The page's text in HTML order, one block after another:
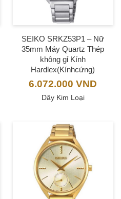
SEIKO SRKZ53P1 – Nữ
35mm Máy Quartz Thép
không gỉ Kính
Hardlex(Kínhcứng)
6.072.000VND
Dây Kim Loại